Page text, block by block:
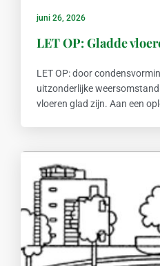
juni 26, 2026
LET OP: Gladde
LET OP: door
uitzonderlijke
vloeren glad zijn. Aan een